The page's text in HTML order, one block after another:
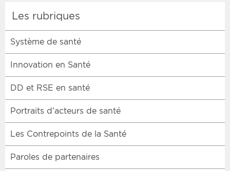
Les rubriques
Système de santé
Innovation en Santé
DD et RSE en santé
Portraits d’acteurs de santé
Les Contrepoints de la Santé
Paroles de partenaires